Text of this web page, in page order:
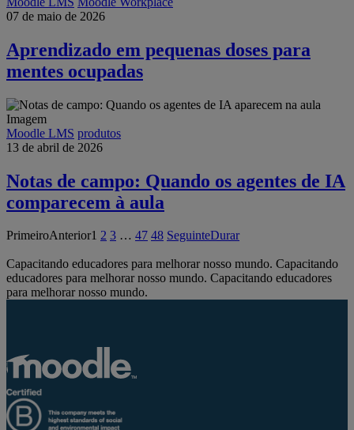
07 de maio de 2026
Aprendizado em pequenas doses para
mentes ocupadas
Moodle LMS produtos
13 de abril de 2026
Notas de campo: Quando os agentes de IA
comparecem à aula
PrimeiroAnterior1 2 3 … 47 48 SeguinteDurar
Capacitando educadores para melhorar nosso mundo. Capacitando
educadores para melhorar nosso mundo. Capacitando educadores
para melhorar nosso mundo.